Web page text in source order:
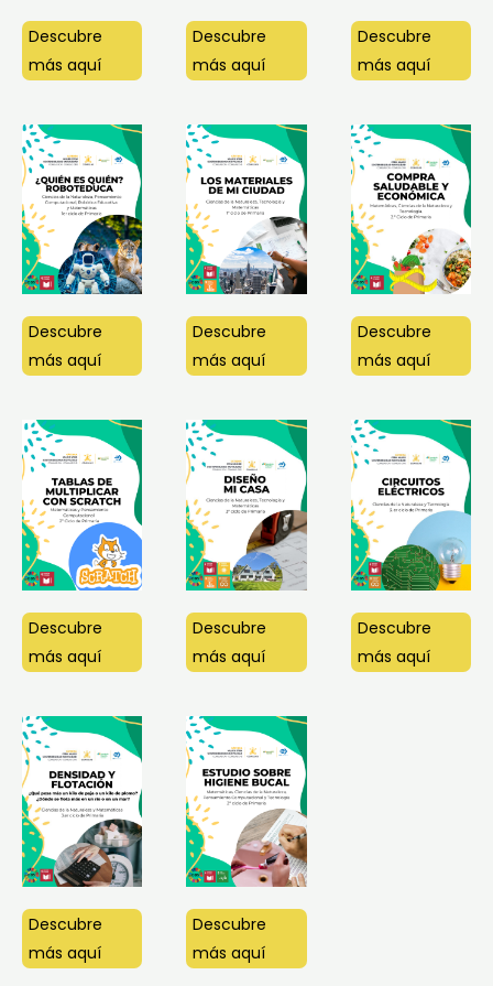
Descubre
más aquí
Descubre
más aquí
Descubre
más aquí
Descubre
más aquí
Descubre
más aquí
Descubre
más aquí
Descubre
más aquí
Descubre
más aquí
Descubre
más aquí
Descubre
más aquí
Descubre
más aquí